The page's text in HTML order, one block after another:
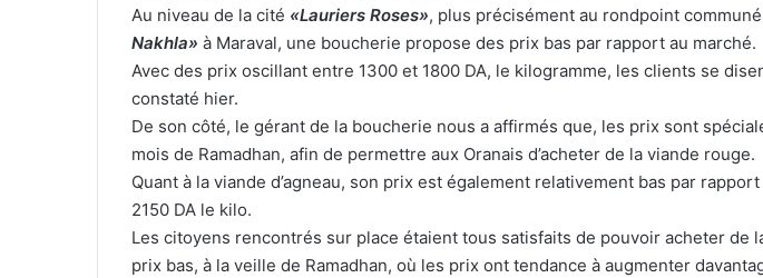
Au niveau de la cité «Lauriers Roses», plus précisément au rondpoint
Nakhla» à Maraval, une boucherie propose des prix bas par rapport au marché.
Avec des prix oscillant entre 1300 et 1800 DA, le kilogramme, les clients se
constaté hier.
De son côté, le gérant de la boucherie nous a affirmés que, les prix sont
mois de Ramadhan, afin de permettre aux Oranais d’acheter de la viande rouge.
Quant à la viande d’agneau, son prix est également relativement bas par
2150 DA le kilo.
Les citoyens rencontrés sur place étaient tous satisfaits de pouvoir acheter de
prix bas, à la veille de Ramadhan, où les prix ont tendance à augmenter
Mondiaux U20
Ayachi